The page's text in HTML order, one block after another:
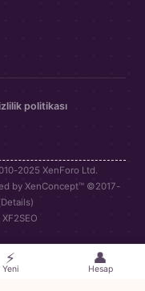
politikası
2025 XenForo Ltd.
by XenConcept™ ©2017-
Details)
⚡
Yeni
👤
Hesap